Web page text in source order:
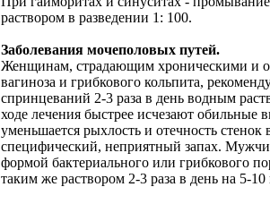
раствором в разведении 1: 100.
Заболевания мочеполовых путей.
Женщинам, страдающим хроническими и
вагиноза и грибкового кольпита,
спринцеваний 2-3 раза в день водным
ходе лечения быстрее исчезают обильные
уменьшается рыхлость и отечность стенок
специфический, неприятный запах.
формой бактериального или грибкового
таким же раствором 2-3 раза в день на 5-10